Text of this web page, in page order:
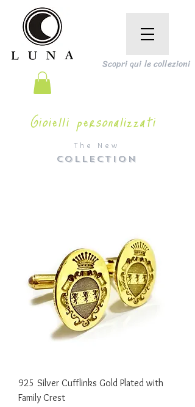
The New
COLLECTION
Scopri qui le collezioni
Gioielli personalizzati
925 Silver Cufflinks Gold Plated with
Family Crest